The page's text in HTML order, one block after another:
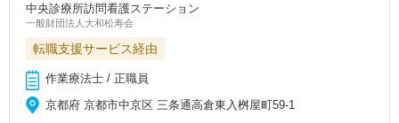
中央診療所訪問看護ステーション
一般財団法人大和松寿会
転職支援サービス経由
作業療法士 / 正職員
京都府 京都市中京区 三条通高倉東入桝屋町59-1